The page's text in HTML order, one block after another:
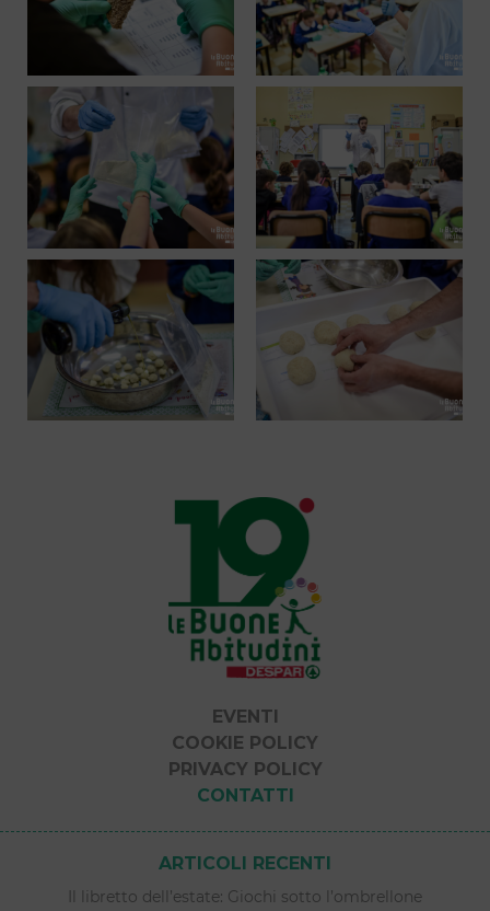
EVENTI
COOKIE POLICY
PRIVACY POLICY
CONTATTI
ARTICOLI RECENTI
Il libretto dell’estate: Giochi sotto l’ombrellone